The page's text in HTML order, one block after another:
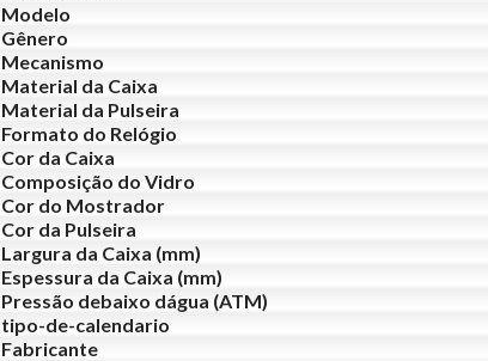
Modelo
Gênero
Mecanismo
Material da Caixa
Material da Pulseira
Formato do Relógio
Cor da Caixa
Composição do Vidro
Cor do Mostrador
Cor da Pulseira
Largura da Caixa (mm)
Espessura da Caixa (mm)
Pressão debaixo dágua (ATM)
tipo-de-calendario
Fabricante